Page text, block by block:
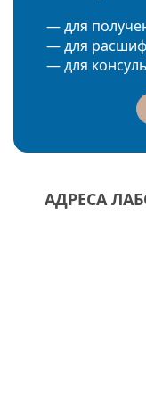
— для
— для
— для
АДРЕСА